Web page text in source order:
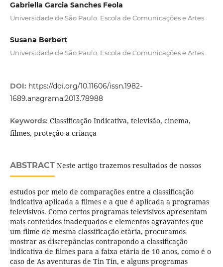
Gabriella Garcia Sanches Feola
Universidade de São Paulo. Escola de Comunicações e Artes
Susana Berbert
Universidade de São Paulo. Escola de Comunicações e Artes
DOI: https://doi.org/10.11606/issn.1982-
1689.anagrama.2013.78988
Keywords: Classificação Indicativa, televisão, cinema,
filmes, proteção a criança
ABSTRACTNeste artigo trazemos resultados de nossos
estudos por meio de comparações entre a classificação
indicativa aplicada a filmes e a que é aplicada a programas
televisivos. Como certos programas televisivos apresentam
mais conteúdos inadequados e elementos agravantes que
um filme de mesma classificação etária, procuramos
mostrar as discrepâncias contrapondo a classificação
indicativa de filmes para a faixa etária de 10 anos, como é o
caso de As aventuras de Tin Tin, e alguns programas